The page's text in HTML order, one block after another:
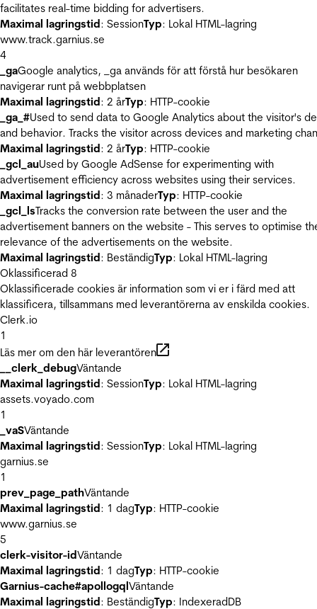
facilitates real-time bidding for advertisers.
Maximal lagringstid: SessionTyp: Lokal HTML-lagring
www.track.garnius.se
4
_gaGoogle analytics, _ga används för att förstå hur besökaren
navigerar runt på webbplatsen
Maximal lagringstid: 2 årTyp: HTTP-cookie
_ga_#Used to send data to Google Analytics about the visitor's
and behavior. Tracks the visitor across devices and marketing
Maximal lagringstid: 2 årTyp: HTTP-cookie
_gcl_auUsed by Google AdSense for experimenting with
advertisement efficiency across websites using their services.
Maximal lagringstid: 3 månaderTyp: HTTP-cookie
_gcl_lsTracks the conversion rate between the user and the
advertisement banners on the website - This serves to optimise
relevance of the advertisements on the website.
Maximal lagringstid: BeständigTyp: Lokal HTML-lagring
Oklassificerad 8
Oklassificerade cookies är information som vi er i färd med att
klassificera, tillsammans med leverantörerna av enskilda cookies.
Clerk.io
1
Läs mer om den här leverantören
__clerk_debugVäntande
Maximal lagringstid: SessionTyp: Lokal HTML-lagring
assets.voyado.com
1
_vaSVäntande
Maximal lagringstid: SessionTyp: Lokal HTML-lagring
garnius.se
1
prev_page_pathVäntande
Maximal lagringstid: 1 dagTyp: HTTP-cookie
www.garnius.se
5
clerk-visitor-idVäntande
Maximal lagringstid: 1 dagTyp: HTTP-cookie
Garnius-cache#apollogqlVäntande
Maximal lagringstid: BeständigTyp: IndexeradDB